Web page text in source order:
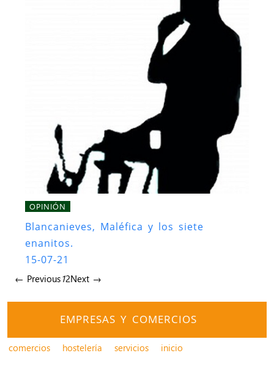
OPINIÓN
Blancanieves, Maléfica y los siete
enanitos.
15-07-21
← Previous12Next →
EMPRESAS Y COMERCIOS
comercios hostelería servicios inicio